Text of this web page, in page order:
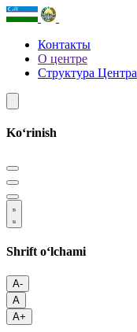
Контакты
О центре
Структура Центра
Koʻrinish
Shrift oʻlchami
A-
A
A+